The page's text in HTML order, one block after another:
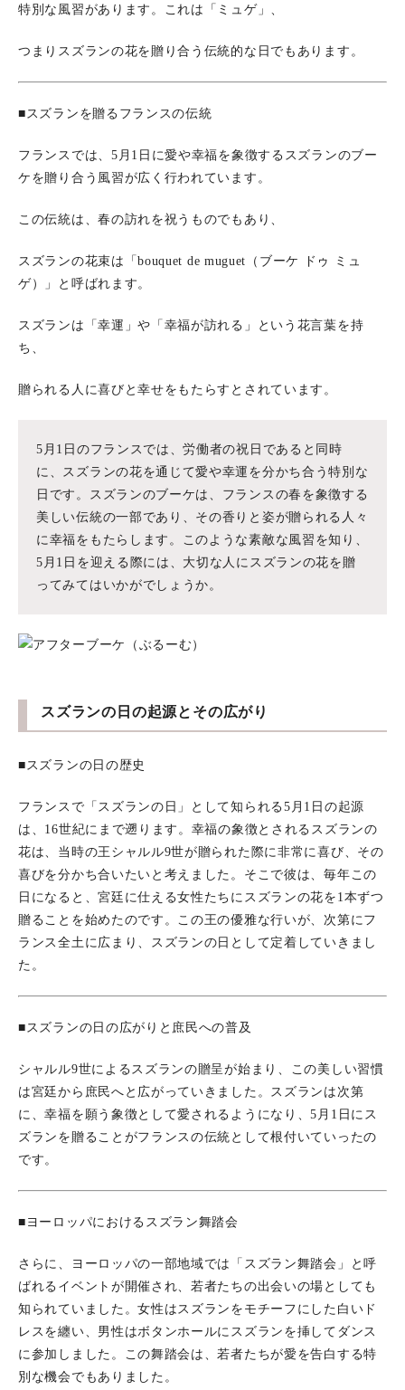
特別な風習があります。これは「ミュゲ」、
つまりスズランの花を贈り合う伝統的な日でもあります。
■スズランを贈るフランスの伝統
フランスでは、5月1日に愛や幸福を象徴するスズランのブー
ケを贈り合う風習が広く行われています。
この伝統は、春の訪れを祝うものでもあり、
スズランの花束は「bouquet de muguet（ブーケ ドゥ ミュ
ゲ）」と呼ばれます。
スズランは「幸運」や「幸福が訪れる」という花言葉を持
ち、
贈られる人に喜びと幸せをもたらすとされています。
5月1日のフランスでは、労働者の祝日であると同時
に、スズランの花を通じて愛や幸運を分かち合う特別な
日です。スズランのブーケは、フランスの春を象徴する
美しい伝統の一部であり、その香りと姿が贈られる人々
に幸福をもたらします。このような素敵な風習を知り、
5月1日を迎える際には、大切な人にスズランの花を贈
ってみてはいかがでしょうか。
スズランの日の起源とその広がり
■スズランの日の歴史
フランスで「スズランの日」として知られる5月1日の起源
は、16世紀にまで遡ります。幸福の象徴とされるスズランの
花は、当時の王シャルル9世が贈られた際に非常に喜び、その
喜びを分かち合いたいと考えました。そこで彼は、毎年この
日になると、宮廷に仕える女性たちにスズランの花を1本ずつ
贈ることを始めたのです。この王の優雅な行いが、次第にフ
ランス全土に広まり、スズランの日として定着していきまし
た。
■スズランの日の広がりと庶民への普及
シャルル9世によるスズランの贈呈が始まり、この美しい習慣
は宮廷から庶民へと広がっていきました。スズランは次第
に、幸福を願う象徴として愛されるようになり、5月1日にス
ズランを贈ることがフランスの伝統として根付いていったの
です。
■ヨーロッパにおけるスズラン舞踏会
さらに、ヨーロッパの一部地域では「スズラン舞踏会」と呼
ばれるイベントが開催され、若者たちの出会いの場としても
知られていました。女性はスズランをモチーフにした白いド
レスを纏い、男性はボタンホールにスズランを挿してダンス
に参加しました。この舞踏会は、若者たちが愛を告白する特
別な機会でもありました。